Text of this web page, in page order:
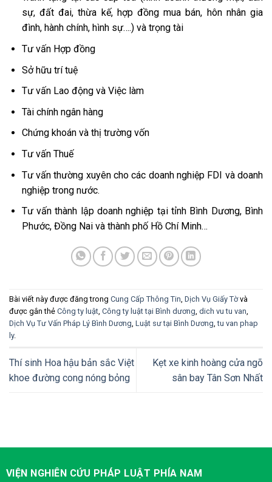
sự, đất đai, thừa kế, hợp đồng mua bán, hôn nhân gia
đình, hành chính, hình sự….) và trọng tài
Tư vấn Hợp đồng
Sở hữu trí tuệ
Tư vấn Lao động và Việc làm
Tài chính ngân hàng
Chứng khoán và thị trường vốn
Tư vấn Thuế
Tư vấn thường xuyên cho các doanh nghiệp FDI và doanh
nghiệp trong nước.
Tư vấn thành lập doanh nghiệp tại tỉnh Bình Dương, Bình
Phước, Đồng Nai và thành phố Hồ Chí Minh…
Bài viết này được đăng trong Cung Cấp Thông Tin, Dịch Vụ Giấy Tờvà
được gắn thẻ Công ty luật, Công ty luật tại Bình dương, dich vu tu van,
Dịch Vụ Tư Vấn Pháp Lý Bình Dương, Luật sư tại Bình Dương,tu van phap
ly.
Thí sinh Hoa hậu bản sắc Việt
khoe đường cong nóng bỏng
Kẹt xe kinh hoàng cửa ngõ
sân bay Tân Sơn Nhất
VIỆN NGHIÊN CỨU PHÁP LUẬT PHÍA NAM